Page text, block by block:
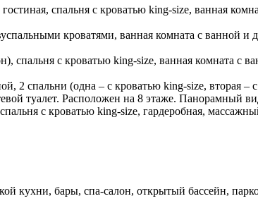
спальня с кроватью king-size, ванная
кроватями, ванная комната с ванной
спальня с кроватью king-size, ванная комната
2 спальни (одна – с кроватью king-size, вторая
туалет. Расположен на 8 этаже. Панорамный
с кроватью king-size, гардеробная,
кухни, бары, спа-салон, открытый бассейн,